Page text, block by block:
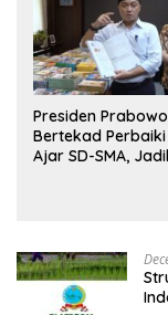
Presiden Prabowo
Bertekad
Ajar SD-SMA,